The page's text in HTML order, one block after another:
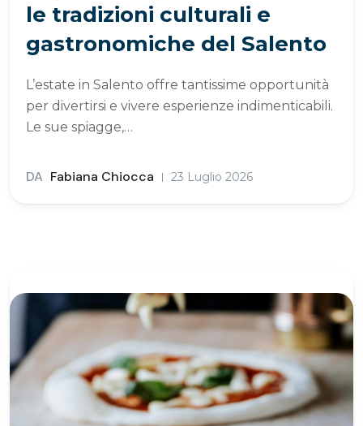
le tradizioni culturali e
gastronomiche del Salento
L’estate in Salento offre tantissime opportunità
per divertirsi e vivere esperienze indimenticabili.
Le sue spiagge,…
DA Fabiana Chiocca 23 Luglio 2026